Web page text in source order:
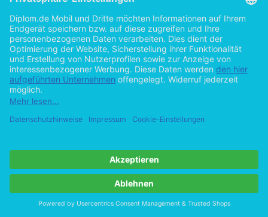
Hilfe/FAQ
Impressum
Datenschutz
AGB
Vertrag widerrufen
Zur Desktop-Version
Copyright ©Imprint in der Bedey & Thoms Media GmbH
byOpen Publishing